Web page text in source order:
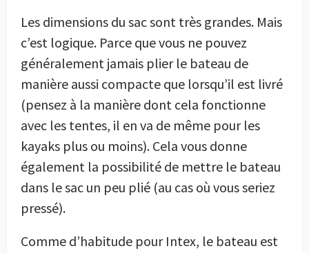
Les dimensions du sac sont très grandes. Mais
c’est logique. Parce que vous ne pouvez
généralement jamais plier le bateau de
manière aussi compacte que lorsqu’il est livré
(pensez à la manière dont cela fonctionne
avec les tentes, il en va de même pour les
kayaks plus ou moins). Cela vous donne
également la possibilité de mettre le bateau
dans le sac un peu plié (au cas où vous seriez
pressé).
Comme d’habitude pour Intex, le bateau est